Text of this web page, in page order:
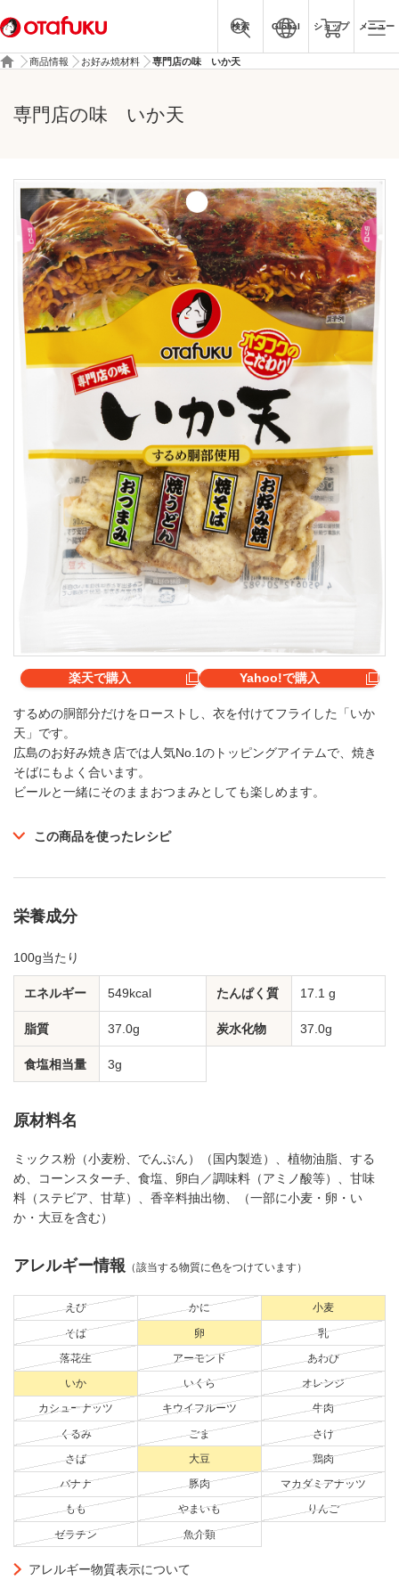
検索 Global ショップ メニュー
商品情報 お好み焼材料 専門店の味 いか天
専門店の味 いか天
楽天で購入 Yahoo!で購入
するめの胴部分だけをローストし、衣を付けてフライした「いか
天」です。
広島のお好み焼き店では人気No.1のトッピングアイテムで、焼き
そばにもよく合います。
ビールと一緒にそのままおつまみとしても楽しめます。
この商品を使ったレシピ
栄養成分
100g当たり
エネルギー 549kcal たんぱく質 17.1 g
脂質 37.0g 炭水化物 37.0g
食塩相当量 3g
原材料名
ミックス粉（小麦粉、でんぷん）（国内製造）、植物油脂、する
め、コーンスターチ、食塩、卵白／調味料（アミノ酸等）、甘味
料（ステビア、甘草）、香辛料抽出物、（一部に小麦・卵・い
か・大豆を含む）
アレルギー情報 （該当する物質に色をつけています）
えび かに 小麦
そば 卵 乳
落花生 アーモンド あわび
いか いくら オレンジ
カシューナッツ キウイフルーツ 牛肉
くるみ ごま さけ
さば 大豆 鶏肉
バナナ 豚肉 マカダミアナッツ
もも やまいも りんご
ゼラチン 魚介類
アレルギー物質表示について